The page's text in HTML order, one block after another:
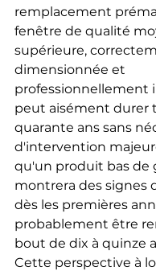
remplacement
fenêtre de qualité
supérieure,
dimensionnée et
professionnellement
peut aisément durer
quarante ans sans
d'intervention
qu'un produit bas de
montrera des signes
dès les premières
probablement être
bout de dix à quinze
Cette perspective à